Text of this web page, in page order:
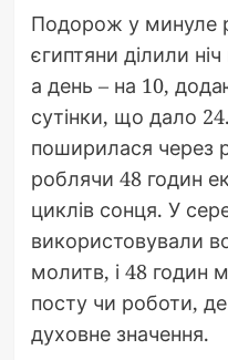
Подорож у минуле
єгиптяни ділили
а день – на 10,
сутінки, що дало
поширилася через
роблячи 48 годин
циклів сонця. У
використовували
молитв, і 48 годин
посту чи роботи,
духовне значення.